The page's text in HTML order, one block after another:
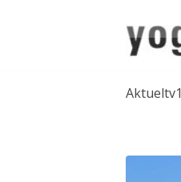
Aktueltv1